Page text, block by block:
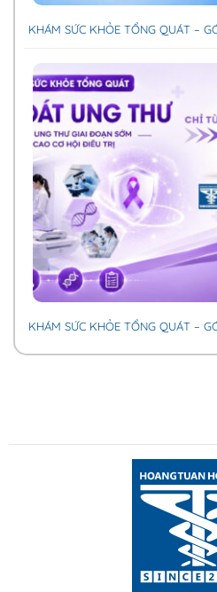
KHÁM SỨC KHỎE TỔNG QUÁT –
KHÁM SỨC KHỎE TỔNG QUÁT –